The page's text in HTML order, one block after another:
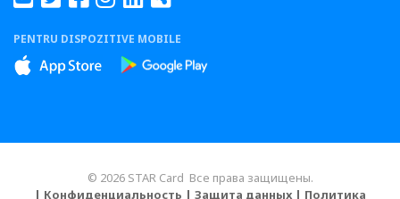
PENTRU DISPOZITIVE MOBILE
© 2026 STAR Card Все права защищены.
| Конфиденциальность | Защита данных | Политика